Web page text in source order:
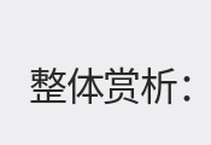
整体赏析：